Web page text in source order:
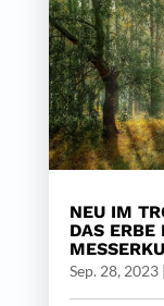
NEU IM
DAS ERBE
Sep. 28, 2023|